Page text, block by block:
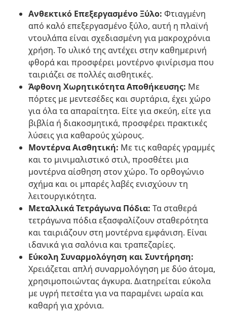
Ανθεκτικό Επεξεργασμένο Ξύλο: Φτιαγμένη
από καλό επεξεργασμένο ξύλο, αυτή η πλαϊνή
ντουλάπα είναι σχεδιασμένη για μακροχρόνια
χρήση. Το υλικό της αντέχει στην καθημερινή
φθορά και προσφέρει μοντέρνο φινίρισμα που
ταιριάζει σε πολλές αισθητικές.
Άφθονη Χωρητικότητα Αποθήκευσης: Με
πόρτες με μεντεσέδες και συρτάρια, έχει χώρο
για όλα τα απαραίτητα. Είτε για σκεύη, είτε για
βιβλία ή διακοσμητικά, προσφέρει πρακτικές
λύσεις για καθαρούς χώρους.
Μοντέρνα Αισθητική: Με τις καθαρές γραμμές
και το μινιμαλιστικό στιλ, προσθέτει μια
μοντέρνα αίσθηση στον χώρο. Το ορθογώνιο
σχήμα και οι μπαρές λαβές ενισχύουν τη
λειτουργικότητα.
Μεταλλικά Τετράγωνα Πόδια: Τα σταθερά
τετράγωνα πόδια εξασφαλίζουν σταθερότητα
και ταιριάζουν στη μοντέρνα εμφάνιση. Είναι
ιδανικά για σαλόνια και τραπεζαρίες.
Εύκολη Συναρμολόγηση και Συντήρηση:
Χρειάζεται απλή συναρμολόγηση με δύο άτομα,
χρησιμοποιώντας άγκυρα. Διατηρείται εύκολα
με υγρή πετσέτα για να παραμένει ωραία και
καθαρή για χρόνια.